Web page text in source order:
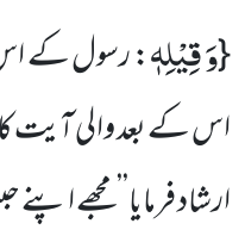
{وَ قِیْلِهٖ: رسول کے
اس کے بعد والی آیت
ارشاد فرمایا’’مجھے